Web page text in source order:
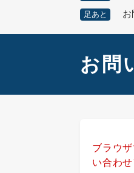
足あと お
お問
ブラウ
い合わ